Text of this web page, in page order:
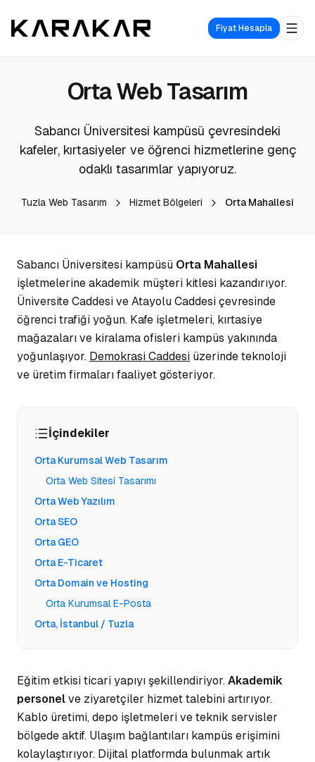
Fiyat Hesapla
OrtaWeb Tasarım
Sabancı Üniversitesi kampüsü çevresindeki
kafeler, kırtasiyeler ve öğrenci hizmetlerine genç
odaklı tasarımlar yapıyoruz.
Tuzla Web Tasarım Hizmet Bölgeleri Orta Mahallesi
Sabancı Üniversitesi kampüsü Orta Mahallesi
işletmelerine akademik müşteri kitlesi kazandırıyor.
Üniversite Caddesi ve Atayolu Caddesi çevresinde
öğrenci trafiği yoğun. Kafe işletmeleri, kırtasiye
mağazaları ve kiralama ofisleri kampüs yakınında
yoğunlaşıyor. Demokrasi Caddesi üzerinde teknoloji
ve üretim firmaları faaliyet gösteriyor.
İçindekiler
Orta Kurumsal Web Tasarım
Orta Web Sitesi Tasarımı
Orta Web Yazılım
Orta SEO
Orta GEO
Orta E-Ticaret
Orta Domain ve Hosting
Orta Kurumsal E-Posta
Orta, İstanbul / Tuzla
Eğitim etkisi ticari yapıyı şekillendiriyor.Akademik
personelve ziyaretçiler hizmet talebini artırıyor.
Kablo üretimi, depo işletmeleri ve teknik servisler
bölgede aktif. Ulaşım bağlantıları kampüs erişimini
kolaylaştırıyor. Dijital platformda bulunmak artık